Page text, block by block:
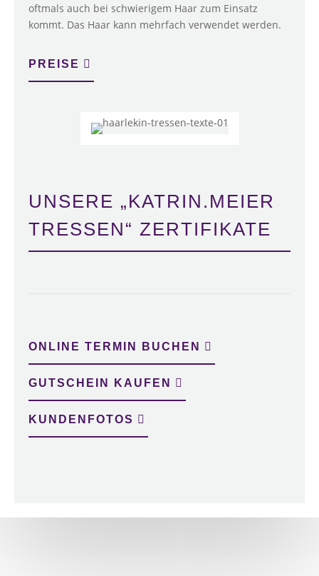
oftmals auch bei schwierigem Haar zum Einsatz
kommt. Das Haar kann mehrfach verwendet werden.
PREISE
UNSERE „KATRIN.MEIER
TRESSEN“ ZERTIFIKATE
ONLINE TERMIN BUCHEN
GUTSCHEIN KAUFEN
KUNDENFOTOS